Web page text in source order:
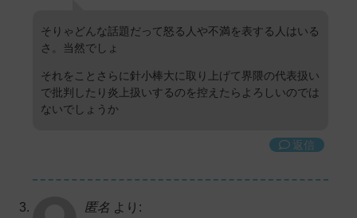
そりゃどんな話題だって怒る人や不満を表する人はいる
さ。当然でしょ
それをことさらに針小棒大に取り上げて界隈の代表扱い
で批判したり炎上扱いするのを控えたらよろしいのでは
ないでしょうか
返信
匿名 より: